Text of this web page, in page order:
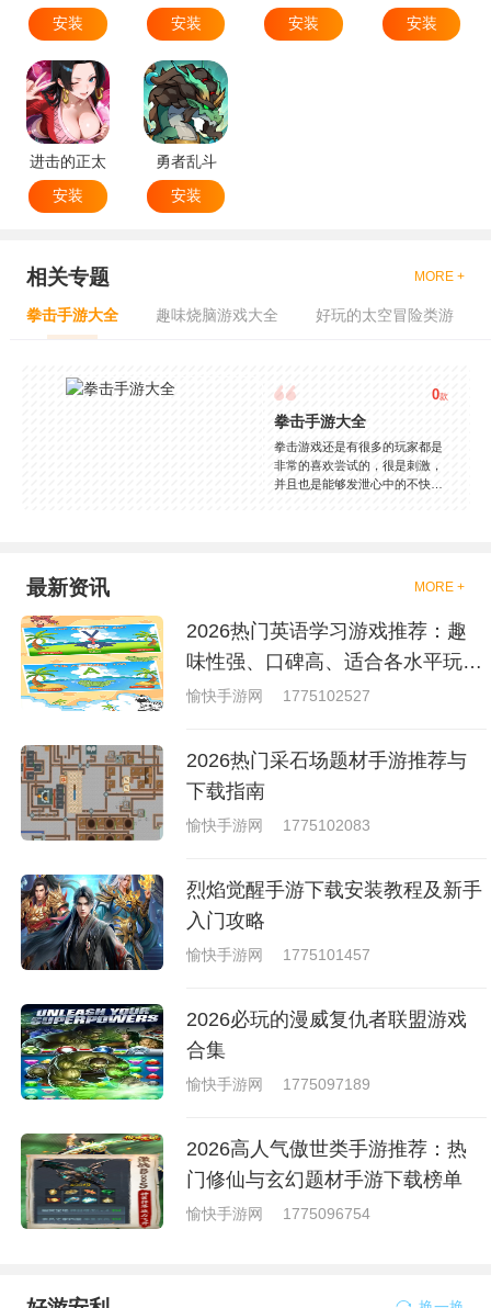
安装
安装
安装
安装
进击的正太
安装
勇者乱斗
安装
相关专题 MORE +
拳击手游大全 趣味烧脑游戏大全 好玩的太空冒险类游
0款
拳击手游大全
拳击游戏还是有很多的玩家都是
非常的喜欢尝试的，很是刺激，
并且也是能够发泄心中的不快
够去进行体验的，我们也是能够
就是收集了一些有意思的拳击游
戏，相信你们一定会喜欢的。
最新资讯 MORE +
2026热门英语学习游戏推荐：趣
味性强、口碑高、适合各水平玩家
的英语游戏合集
愉快手游网 1775102527
2026热门采石场题材手游推荐与
下载指南
愉快手游网 1775102083
烈焰觉醒手游下载安装教程及新手
入门攻略
愉快手游网 1775101457
2026必玩的漫威复仇者联盟游戏
合集
愉快手游网 1775097189
2026高人气傲世类手游推荐：热
门修仙与玄幻题材手游下载榜单
愉快手游网 1775096754